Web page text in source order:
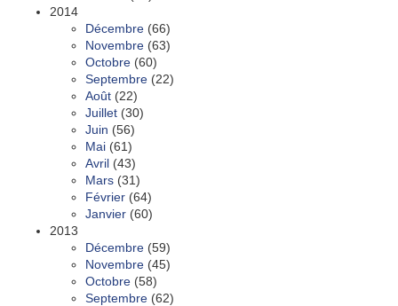
2014
Décembre (66)
Novembre (63)
Octobre (60)
Septembre (22)
Août (22)
Juillet (30)
Juin (56)
Mai (61)
Avril (43)
Mars (31)
Février (64)
Janvier (60)
2013
Décembre (59)
Novembre (45)
Octobre (58)
Septembre (62)